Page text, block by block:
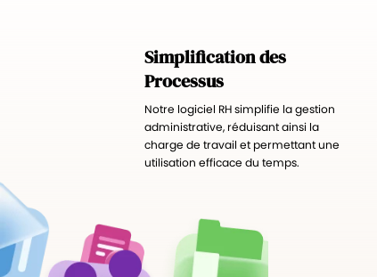
Simplification des
Processus
Notre logiciel RH simplifie la gestion
administrative, réduisant ainsi la
charge de travail et permettant une
utilisation efficace du temps.